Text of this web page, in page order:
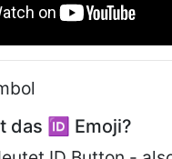
das 🆔 Emoji?